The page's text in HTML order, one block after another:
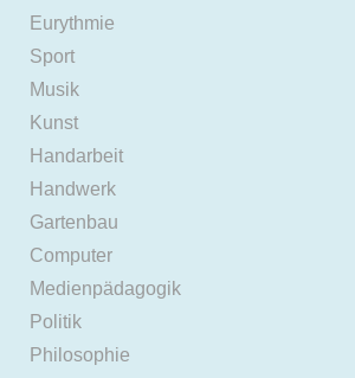
Eurythmie
Sport
Musik
Kunst
Handarbeit
Handwerk
Gartenbau
Computer
Medienpädagogik
Politik
Philosophie